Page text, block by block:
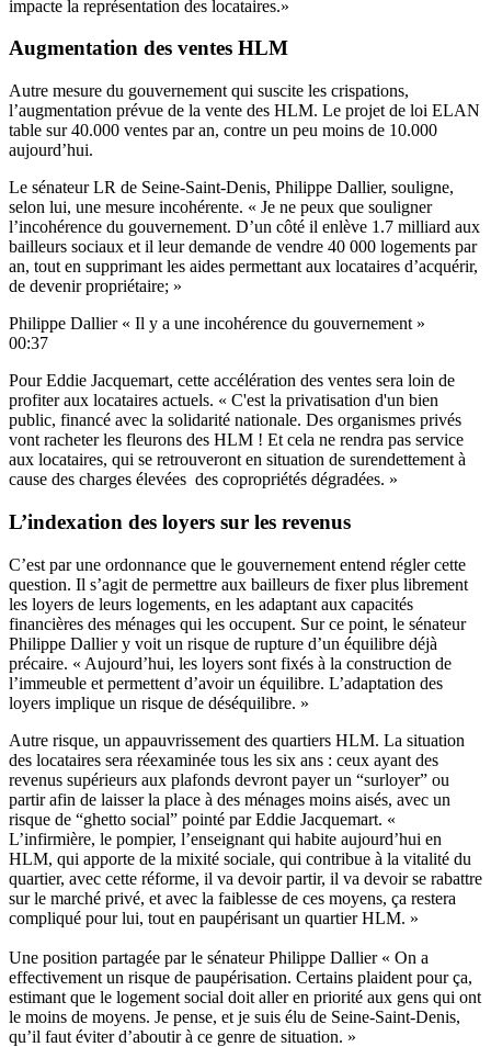
impacte la représentation des locataires.»
Augmentation des ventes HLM
Autre mesure du gouvernement qui suscite les crispations,
l’augmentation prévue de la vente des HLM. Le projet de loi ELAN
table sur 40.000 ventes par an, contre un peu moins de 10.000
aujourd’hui.
Le sénateur LR de Seine-Saint-Denis, Philippe Dallier, souligne,
selon lui, une mesure incohérente. « Je ne peux que souligner
l’incohérence du gouvernement. D’un côté il enlève 1.7 milliard aux
bailleurs sociaux et il leur demande de vendre 40 000 logements par
an, tout en supprimant les aides permettant aux locataires d’acquérir,
de devenir propriétaire; »
Philippe Dallier « Il y a une incohérence du gouvernement »
00:37
Pour Eddie Jacquemart, cette accélération des ventes sera loin de
profiter aux locataires actuels. « C'est la privatisation d'un bien
public, financé avec la solidarité nationale. Des organismes privés
vont racheter les fleurons des HLM ! Et cela ne rendra pas service
aux locataires, qui se retrouveront en situation de surendettement à
cause des charges élevées des copropriétés dégradées. »
L’indexation des loyers sur les revenus
C’est par une ordonnance que le gouvernement entend régler cette
question. Il s’agit de permettre aux bailleurs de fixer plus librement
les loyers de leurs logements, en les adaptant aux capacités
financières des ménages qui les occupent. Sur ce point, le sénateur
Philippe Dallier y voit un risque de rupture d’un équilibre déjà
précaire. « Aujourd’hui, les loyers sont fixés à la construction de
l’immeuble et permettent d’avoir un équilibre. L’adaptation des
loyers implique un risque de déséquilibre. »
Autre risque, un appauvrissement des quartiers HLM. La situation
des locataires sera réexaminée tous les six ans : ceux ayant des
revenus supérieurs aux plafonds devront payer un “surloyer” ou
partir afin de laisser la place à des ménages moins aisés, avec un
risque de “ghetto social” pointé par Eddie Jacquemart. «
L’infirmière, le pompier, l’enseignant qui habite aujourd’hui en
HLM, qui apporte de la mixité sociale, qui contribue à la vitalité du
quartier, avec cette réforme, il va devoir partir, il va devoir se rabattre
sur le marché privé, et avec la faiblesse de ces moyens, ça restera
compliqué pour lui, tout en paupérisant un quartier HLM. »
Une position partagée par le sénateur Philippe Dallier « On a
effectivement un risque de paupérisation. Certains plaident pour ça,
estimant que le logement social doit aller en priorité aux gens qui ont
le moins de moyens. Je pense, et je suis élu de Seine-Saint-Denis,
qu’il faut éviter d’aboutir à ce genre de situation. »